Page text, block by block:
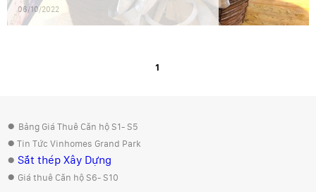
06/10/2022
1
● Bảng Giá Thuê Căn hộ S1- S5
● Tin Tức Vinhomes Grand Park
● Sắt thép Xây Dựng
● Giá thuê Căn hộ S6- S10